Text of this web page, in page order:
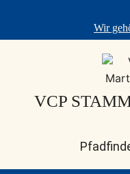
content
Wir
VCP